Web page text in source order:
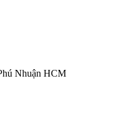
Nhuận HCM